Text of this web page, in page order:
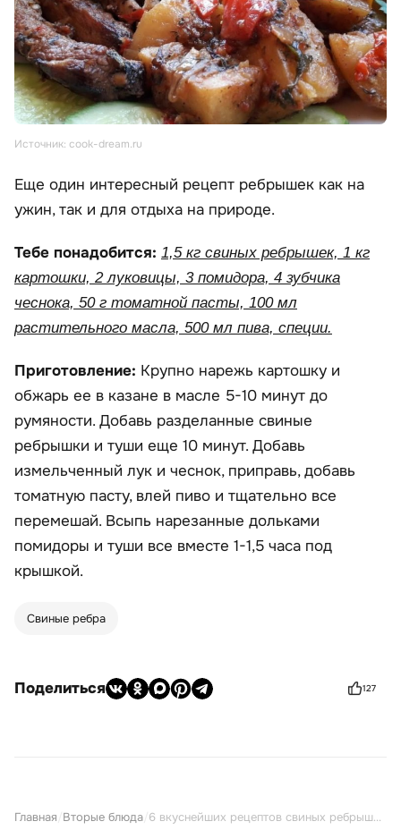
Источник: cook-dream.ru
Еще один интересный рецепт ребрышек как на
ужин, так и для отдыха на природе.
Тебе понадобится: 1,5 кг свиных ребрышек, 1 кг
картошки, 2 луковицы, 3 помидора, 4 зубчика
чеснока, 50 г томатной пасты, 100 мл
растительного масла, 500 мл пива, специи.
Приготовление: Крупно нарежь картошку и
обжарь ее в казане в масле 5-10 минут до
румяности. Добавь разделанные свиные
ребрышки и туши еще 10 минут. Добавь
измельченный лук и чеснок, приправь, добавь
томатную пасту, влей пиво и тщательно все
перемешай. Всыпь нарезанные дольками
помидоры и туши все вместе 1-1,5 часа под
крышкой.
Свиные ребра
Поделиться 127
Главная Вторые блюда 6 вкуснейших рецептов свиных ребрышек в афганском казане